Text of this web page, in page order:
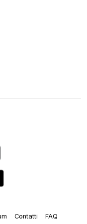
Contatti
FAQ